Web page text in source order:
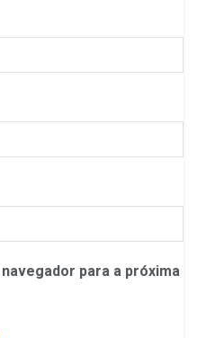
para a próxima